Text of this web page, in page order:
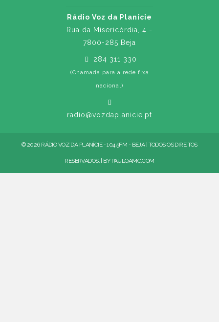
Rádio Voz da Planície
Rua da Misericórdia, 4 -
7800-285 Beja
284 311 330
(Chamada para a rede fixa
nacional)
radio@vozdaplanicie.pt
© 2026 RÁDIO VOZ DA PLANÍCIE - 104.5FM - BEJA | TODOS OS DIREITOS
RESERVADOS. | BY PAULOAMC.COM